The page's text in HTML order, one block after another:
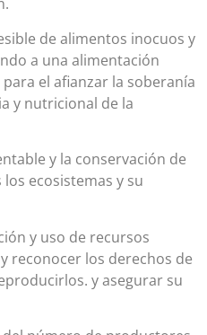
de alimentos inocuos y
a una alimentación
el afianzar la soberanía
y nutricional de la
y la conservación de
ecosistemas y su
y uso de recursos
reconocer los derechos de
y asegurar su